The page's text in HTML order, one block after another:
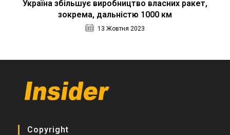
Україна збільшує виробництво власних ракет,
зокрема, дальністю 1000 км
13 Жовтня 2023
Copyright